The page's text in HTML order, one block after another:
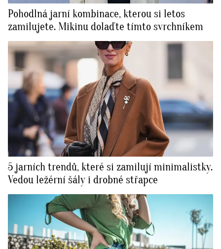
Pohodlná jarní kombinace, kterou si letos
zamilujete. Mikinu dolaďte tímto svrchníkem
5 jarních trendů, které si zamilují minimalistky.
Vedou ležérní šály i drobné střapce